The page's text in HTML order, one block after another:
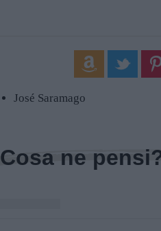
José Saramago
Cosa ne